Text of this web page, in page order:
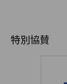
特別協賛